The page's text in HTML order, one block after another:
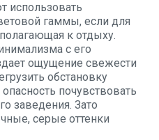
использовать
гаммы, если для
к отдыху.
с его
ощущение свежести
обстановку
почувствовать
заведения. Зато
серые оттенки